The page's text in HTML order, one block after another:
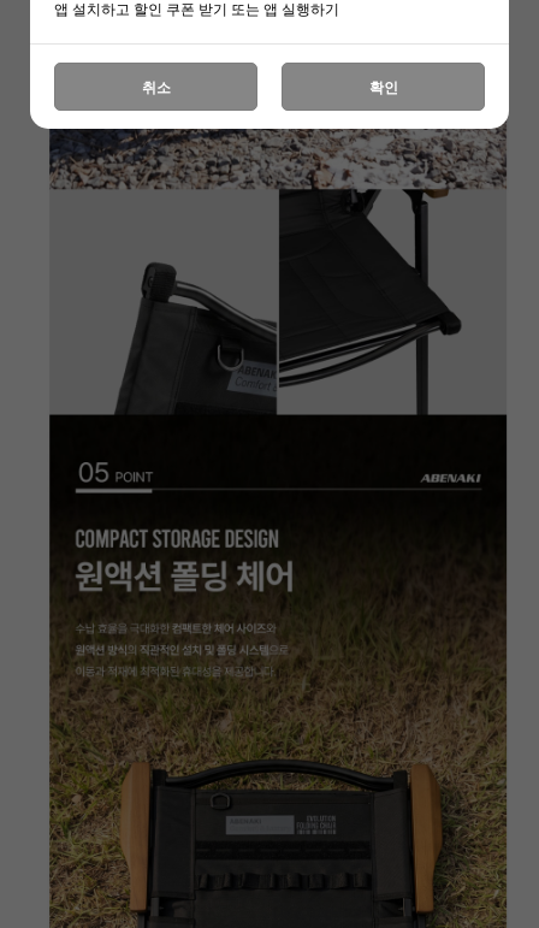
앱 설치하고 할인 쿠폰 받기 또는 앱 실행하기
취소 확인